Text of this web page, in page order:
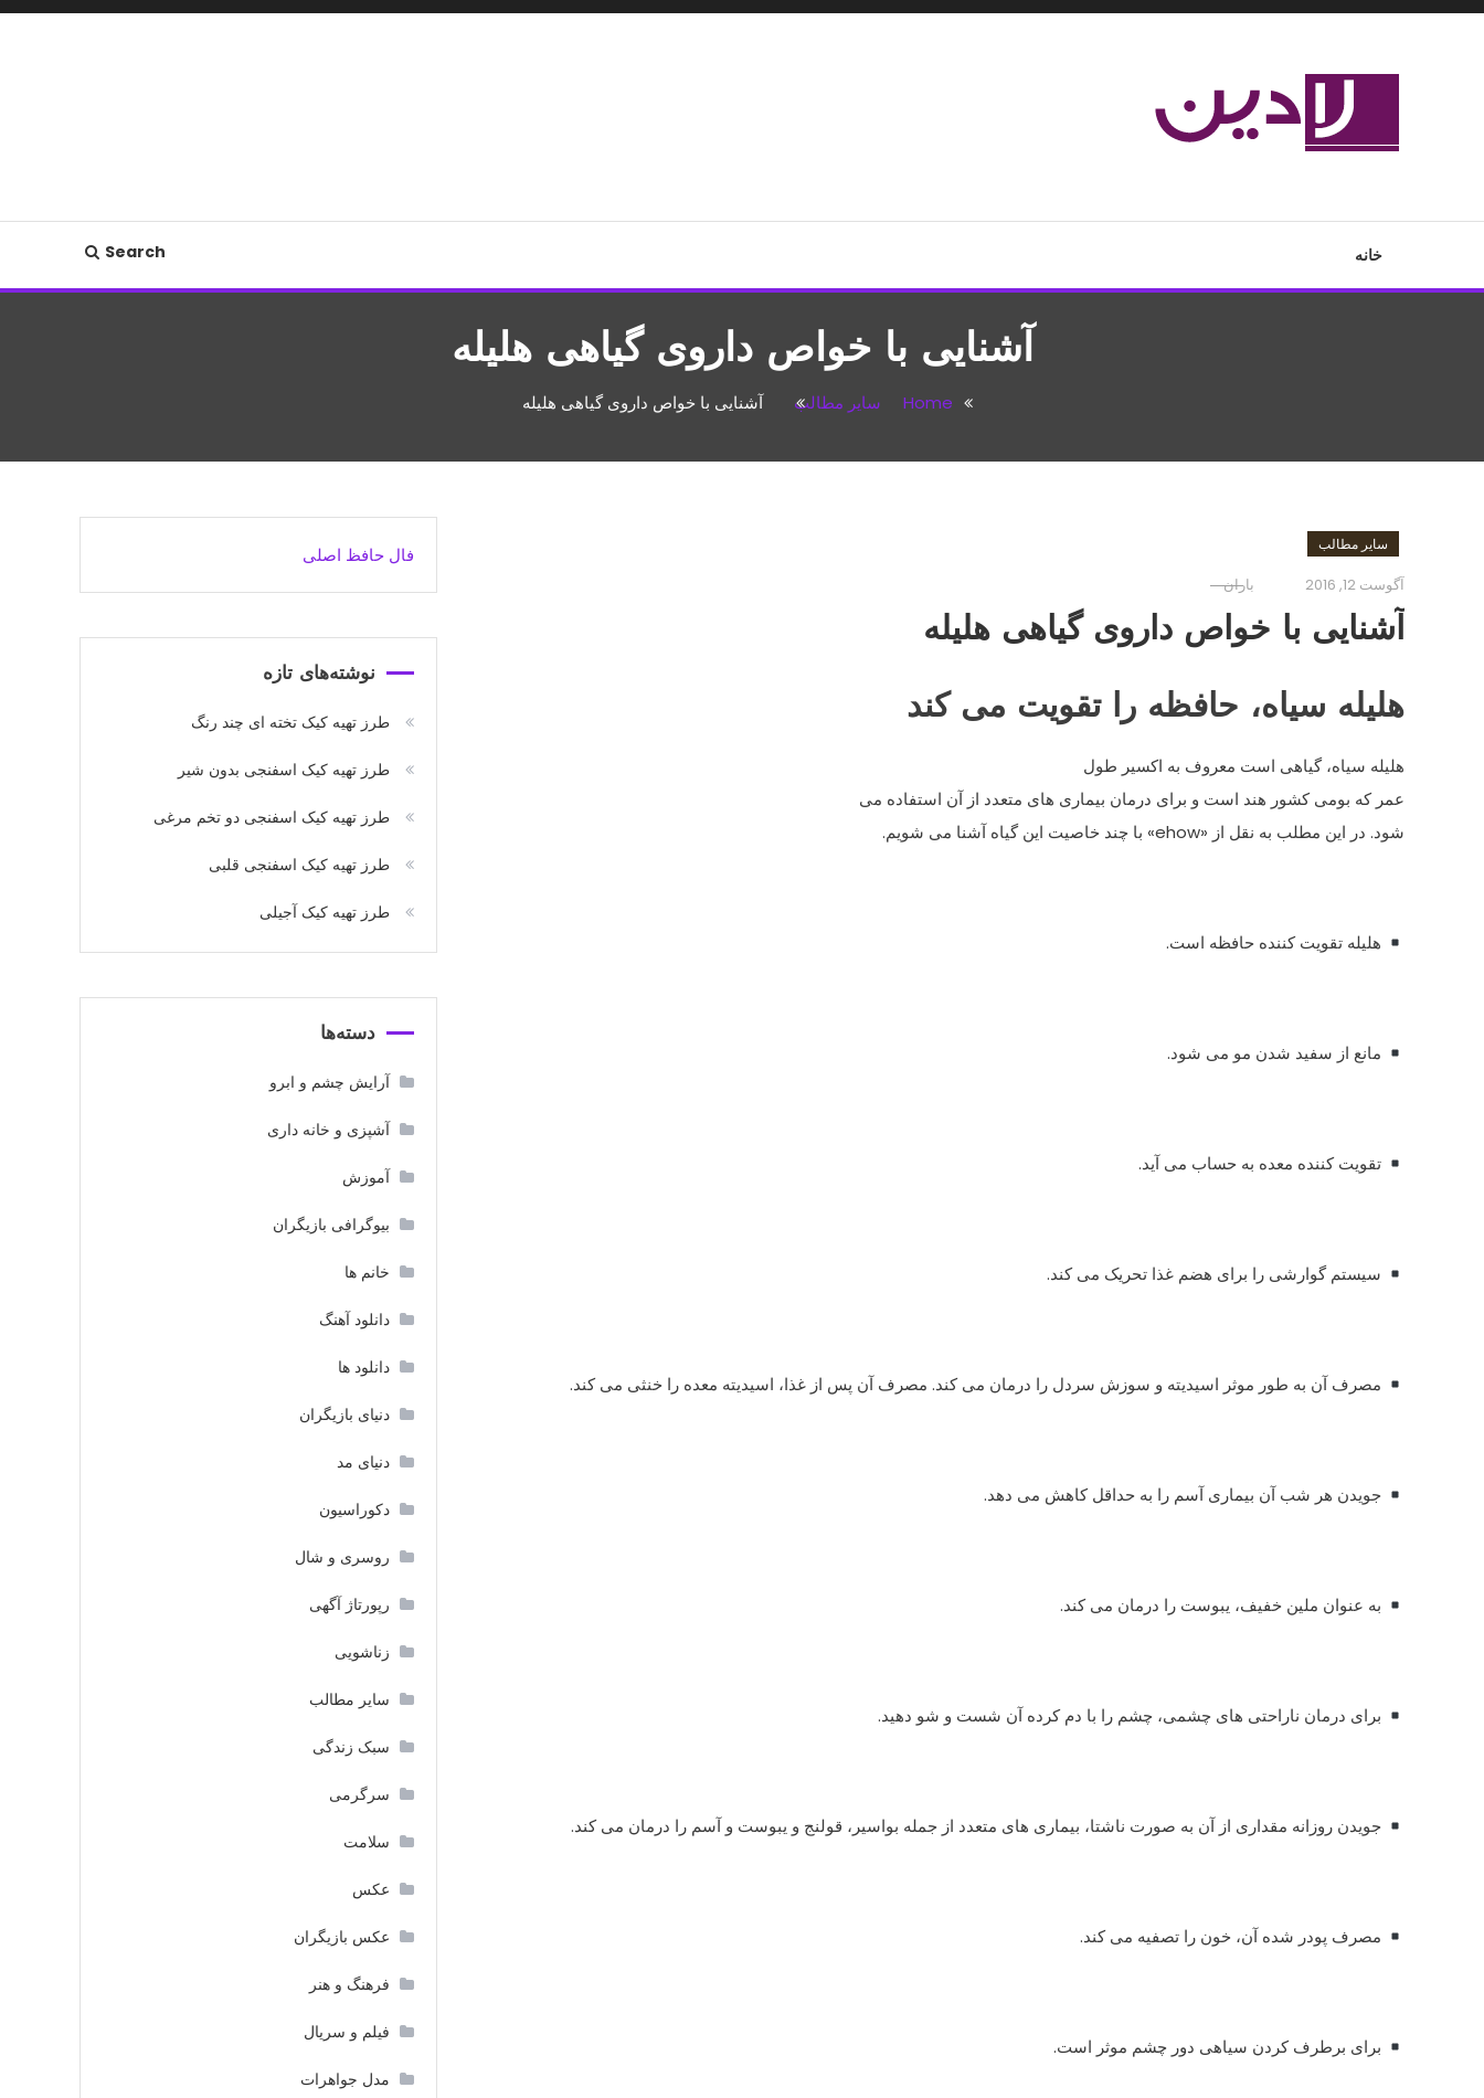
Skip
خانه Search
آشنایی با خواص داروی گیاهی هلیله
Home سایر مطالب آشنایی با خواص داروی گیاهی هلیله
سایر مطالب
آگوست 12, 2016 باران
آشنایی با خواص داروی گیاهی هلیله
هلیله سیاه، حافظه را تقویت می کند
هلیله سیاه، گیاهی است معروف به اکسیر طول
عمر که بومی کشور هند است و برای درمان بیماری های متعدد از آن استفاده می
شود. در این مطلب به نقل از «ehow» با چند خاصیت این گیاه آشنا می شویم.
هلیله تقویت کننده حافظه است.
مانع از سفید شدن مو می شود.
تقویت کننده معده به حساب می آید.
سیستم گوارشی را برای هضم غذا تحریک می کند.
مصرف آن به طور موثر اسیدیته و سوزش سردل را درمان می کند. مصرف آن پس از غذا، اسیدیته معده را خنثی می کند.
جویدن هر شب آن بیماری آسم را به حداقل کاهش می دهد.
به عنوان ملین خفیف، یبوست را درمان می کند.
برای درمان ناراحتی های چشمی، چشم را با دم کرده آن شست و شو دهید.
جویدن روزانه مقداری از آن به صورت ناشتا، بیماری های متعدد از جمله بواسیر، قولنج و یبوست و آسم را درمان می کند.
مصرف پودر شده آن، خون را تصفیه می کند.
برای برطرف کردن سیاهی دور چشم موثر است.
فال حافظ اصلی
نوشته‌های تازه
طرز تهیه کیک تخته ای چند رنگ
طرز تهیه کیک اسفنجی بدون شیر
طرز تهیه کیک اسفنجی دو تخم مرغی
طرز تهیه کیک اسفنجی قلبی
طرز تهیه کیک آجیلی
دسته‌ها
آرایش چشم و ابرو
آشپزی و خانه داری
آموزش
بیوگرافی بازیگران
خانم ها
دانلود آهنگ
دانلود ها
دنیای بازیگران
دنیای مد
دکوراسیون
روسری و شال
رپورتاژ آگهی
زناشویی
سایر مطالب
سبک زندگی
سرگرمی
سلامت
عکس
عکس بازیگران
فرهنگ و هنر
فیلم و سریال
مدل جواهرات